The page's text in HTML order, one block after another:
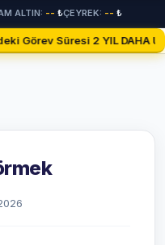
ALTIN: -- ₺ÇEYREK: -- ₺
Görev Süresi 2 YIL DAHA